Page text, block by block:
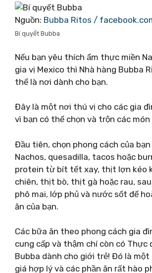
Nguồn: Bubba Ritos /
Bí quyết Bubba
Nếu bạn yêu thích ẩm thực miền
gia vị Mexico thì Nhà hàng Bubba
thể là nơi dành cho bạn.
Đây là một nơi thú vị cho các gia
vì bạn có thể chọn và trộn các món
Đầu tiên, chọn phong cách của
Nachos, quesadilla, tacos hoặc
protein từ bít tết xay, thịt lợn kéo
chiên, thịt bò, thịt gà hoặc rau,
phô mai, lớp phủ và nước sốt để
ăn của bạn.
Các bữa ăn theo phong cách gia
cung cấp và thậm chí còn có Thực
Bubba dành cho giới trẻ! Đó là một
giá hợp lý và các phần ăn rất hào